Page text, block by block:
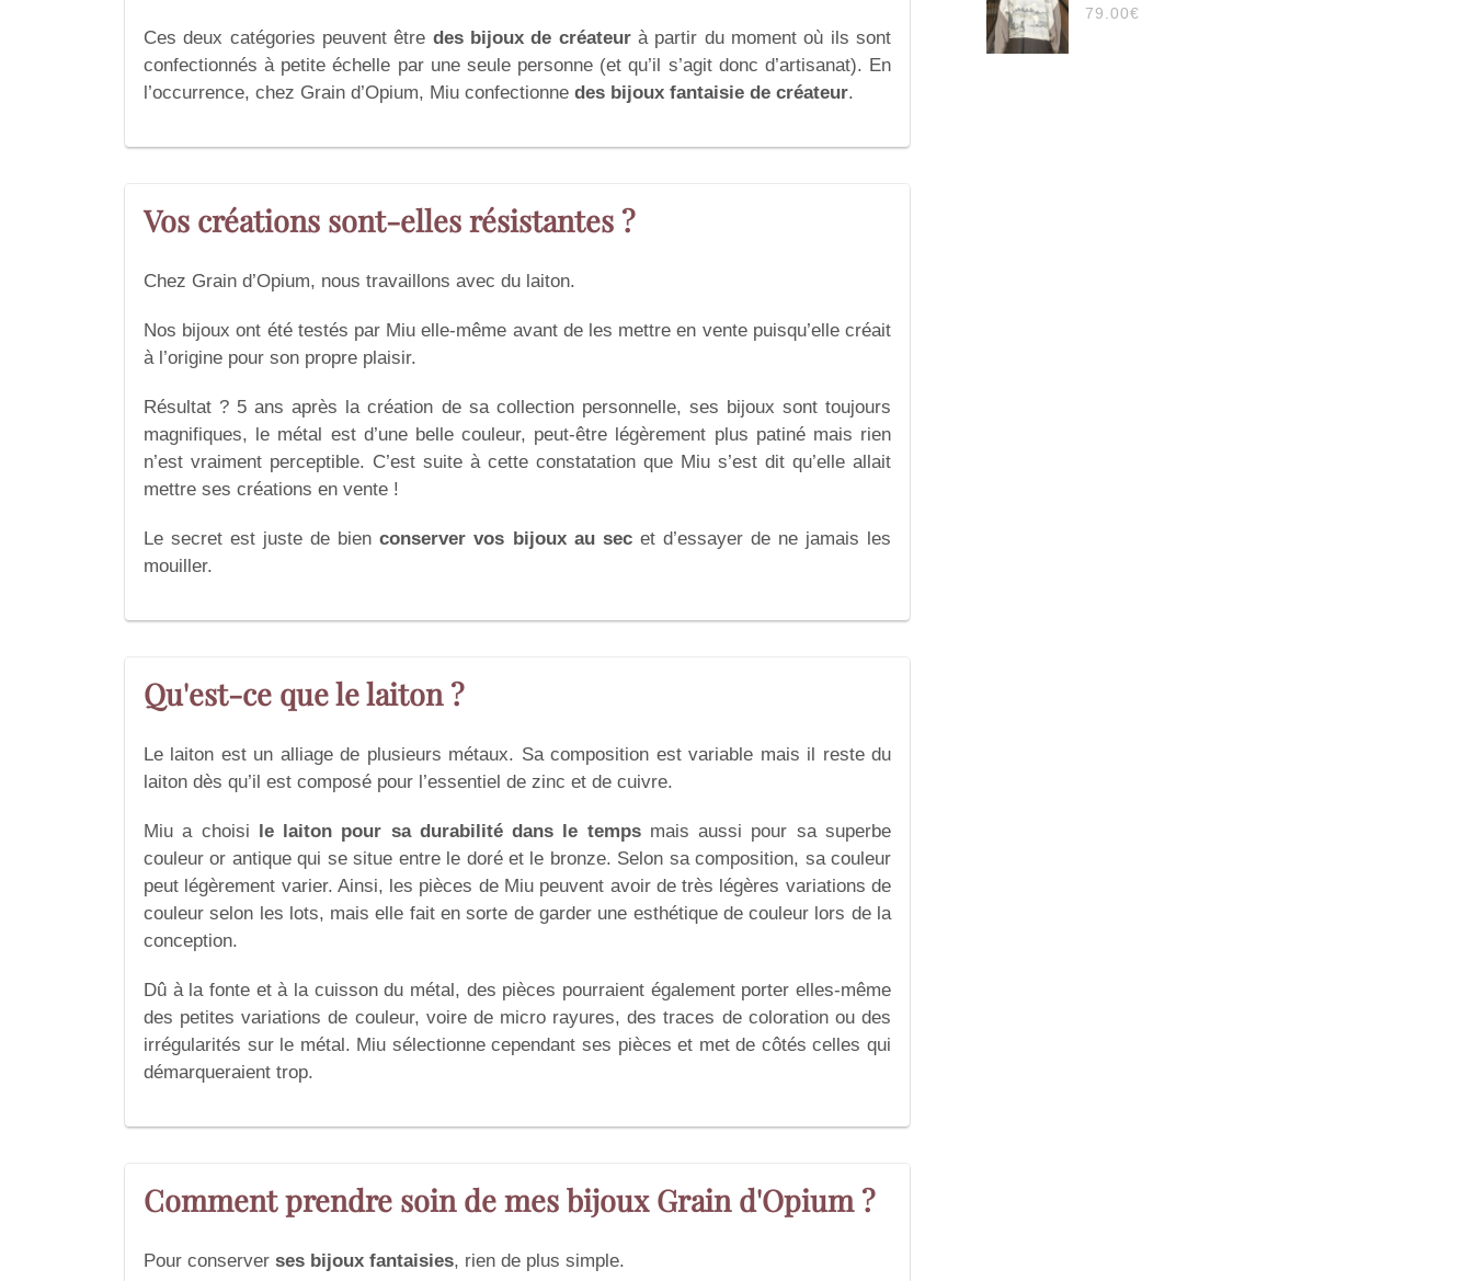
Ces deux catégories peuvent être des bijoux de créateurà partir du moment où ils sont
confectionnés à petite échelle par une seule personne (et qu’il s’agit donc d’artisanat). En
l’occurrence, chez Grain d’Opium, Miu confectionne des bijoux fantaisie de créateur.
Vos créations sont-elles résistantes ?
Chez Grain d’Opium, nous travaillons avec du laiton.
Nos bijoux ont été testés par Miu elle-même avant de les mettre en vente puisqu’elle créait
à l’origine pour son propre plaisir.
Résultat ? 5 ans après la création de sa collection personnelle, ses bijoux sont toujours
magnifiques, le métal est d’une belle couleur, peut-être légèrement plus patiné mais rien
n’est vraiment perceptible. C’est suite à cette constatation que Miu s’est dit qu’elle allait
mettre ses créations en vente !
Le secret est juste de bienconserver vos bijoux au secet d’essayer de ne jamais les
mouiller.
Qu'est-ce que le laiton ?
Le laiton est un alliage de plusieurs métaux. Sa composition est variable mais il reste du
laiton dès qu’il est composé pour l’essentiel de zinc et de cuivre.
Miu a choisi le laiton pour sa durabilité dans le temps mais aussi pour sa superbe
couleur or antique qui se situe entre le doré et le bronze. Selon sa composition, sa couleur
peut légèrement varier. Ainsi, les pièces de Miu peuvent avoir de très légères variations de
couleur selon les lots, mais elle fait en sorte de garder une esthétique de couleur lors de la
conception.
Dû à la fonte et à la cuisson du métal, des pièces pourraient également porter elles-même
des petites variations de couleur, voire de micro rayures, des traces de coloration ou des
irrégularités sur le métal. Miu sélectionne cependant ses pièces et met de côtés celles qui
démarqueraient trop.
Comment prendre soin de mes bijoux Grain d'Opium ?
Pour conserver ses bijoux fantaisies, rien de plus simple.
79.00€